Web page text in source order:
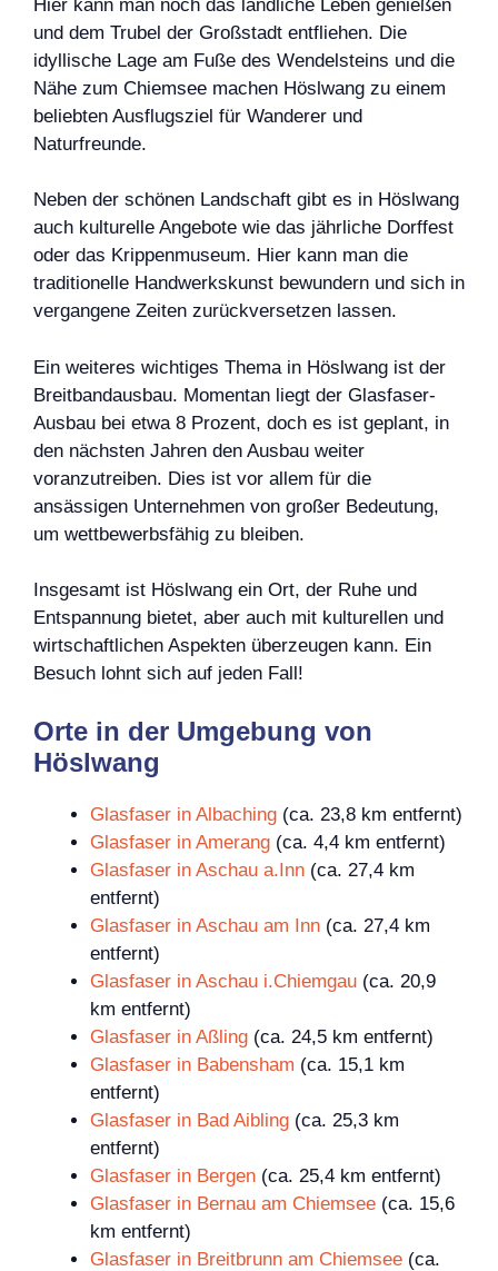
Hier kann man noch das ländliche Leben genießen
und dem Trubel der Großstadt entfliehen. Die
idyllische Lage am Fuße des Wendelsteins und die
Nähe zum Chiemsee machen Höslwang zu einem
beliebten Ausflugsziel für Wanderer und
Naturfreunde.
Neben der schönen Landschaft gibt es in Höslwang
auch kulturelle Angebote wie das jährliche Dorffest
oder das Krippenmuseum. Hier kann man die
traditionelle Handwerkskunst bewundern und sich in
vergangene Zeiten zurückversetzen lassen.
Ein weiteres wichtiges Thema in Höslwang ist der
Breitbandausbau. Momentan liegt der Glasfaser-
Ausbau bei etwa 8 Prozent, doch es ist geplant, in
den nächsten Jahren den Ausbau weiter
voranzutreiben. Dies ist vor allem für die
ansässigen Unternehmen von großer Bedeutung,
um wettbewerbsfähig zu bleiben.
Insgesamt ist Höslwang ein Ort, der Ruhe und
Entspannung bietet, aber auch mit kulturellen und
wirtschaftlichen Aspekten überzeugen kann. Ein
Besuch lohnt sich auf jeden Fall!
Orte in der Umgebung von
Höslwang
Glasfaser in Albaching (ca. 23,8 km entfernt)
Glasfaser in Amerang (ca. 4,4 km entfernt)
Glasfaser in Aschau a.Inn (ca. 27,4 km
entfernt)
Glasfaser in Aschau am Inn (ca. 27,4 km
entfernt)
Glasfaser in Aschau i.Chiemgau (ca. 20,9
km entfernt)
Glasfaser in Aßling (ca. 24,5 km entfernt)
Glasfaser in Babensham (ca. 15,1 km
entfernt)
Glasfaser in Bad Aibling (ca. 25,3 km
entfernt)
Glasfaser in Bergen (ca. 25,4 km entfernt)
Glasfaser in Bernau am Chiemsee (ca. 15,6
km entfernt)
Glasfaser in Breitbrunn am Chiemsee (ca.